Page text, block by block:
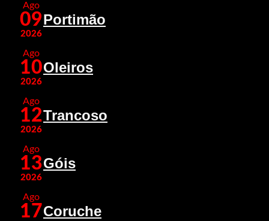
Ago
09
2026
Portimão
Ago
10
2026
Oleiros
Ago
12
2026
Trancoso
Ago
13
2026
Góis
Ago
17Coruche